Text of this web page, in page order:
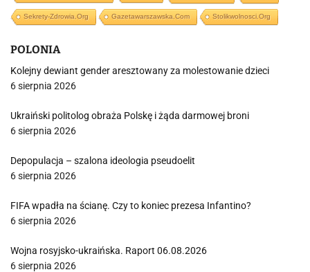
Sekrety-Zdrowia.org Gazetawarszawska.com Stolikwolnosci.org
POLONIA
Kolejny dewiant gender aresztowany za molestowanie dzieci
6 sierpnia 2026
Ukraiński politolog obraża Polskę i żąda darmowej broni
6 sierpnia 2026
Depopulacja – szalona ideologia pseudoelit
6 sierpnia 2026
FIFA wpadła na ścianę. Czy to koniec prezesa Infantino?
6 sierpnia 2026
Wojna rosyjsko-ukraińska. Raport 06.08.2026
6 sierpnia 2026